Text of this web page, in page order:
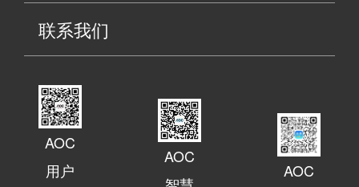
联系我们
AOC
用户
AOC
AOC